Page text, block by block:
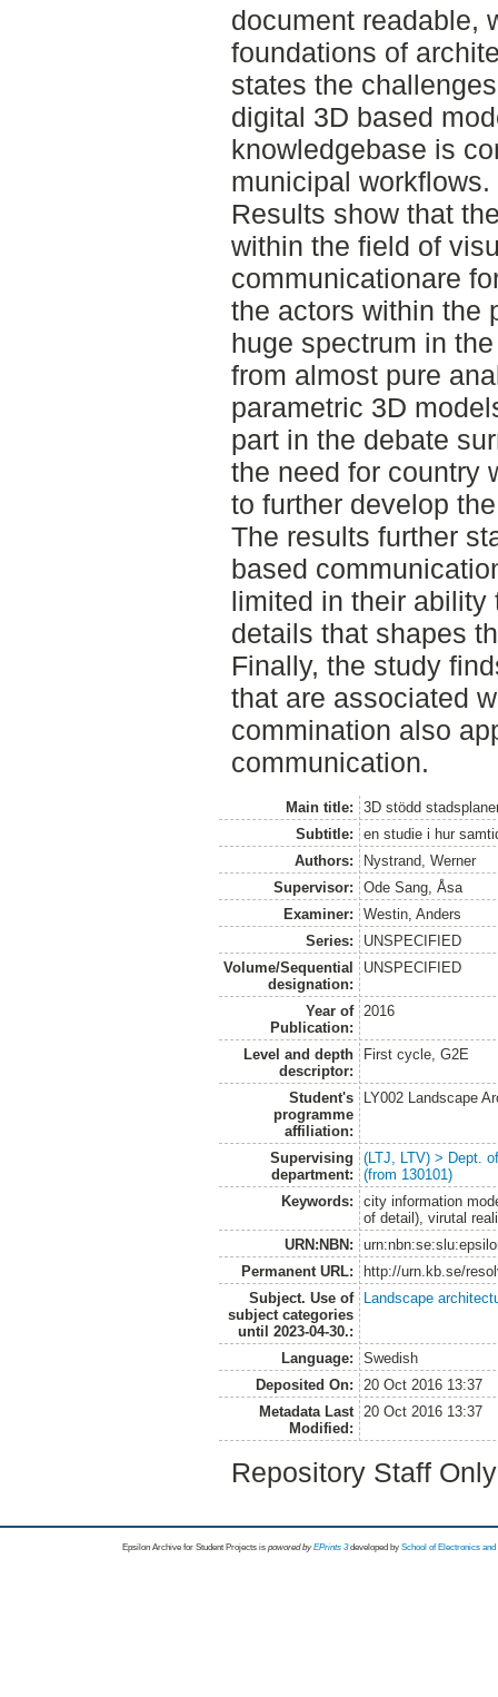
document readable,
foundations of
states the
digital 3D based
knowledgebase is
municipal workflows.
Results show that
within the field of
communicationare
the actors within the
huge spectrum in
from almost pure
parametric 3D
part in the debate
the need for country
to further develop
The results further
based
limited in their
details that shapes
Finally, the study
that are associated
commination also
communication.
Main title:
3D stödd
Subtitle:
en studie i hur
Authors:
Nystrand, Werner
Supervisor:
Ode Sang, Åsa
Examiner:
Westin, Anders
Series:
UNSPECIFIED
Volume/Sequential
designation:
UNSPECIFIED
Year of
Publication:
2016
Level and depth
descriptor:
First cycle, G2E
Student's
programme
affiliation:
LY002 Landscape
Supervising
department:
(LTJ, LTV) > Dept.
(from 130101)
Keywords:
city information
of detail), virutal
URN:NBN:
Permanent URL:
http://urn.kb.se/
Subject. Use of
subject categories
until 2023-04-30.:
Landscape
Language:
Swedish
Deposited On:
20 Oct 2016 13:37
Metadata Last
Modified:
20 Oct 2016 13:37
Repository Staff
Epsilon Archive for Student Projects is powored byEPrints 3 developed by School of Electronics